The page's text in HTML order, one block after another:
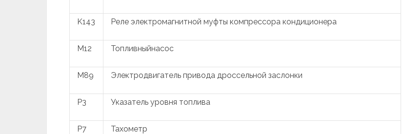
K143 Реле электромагнитной муфты компрессора кондиционера
M12 Топливныйнасос
M89 Электродвигатель привода дроссельной заслонки
P3 Указатель уровня топлива
P7 Тахометр